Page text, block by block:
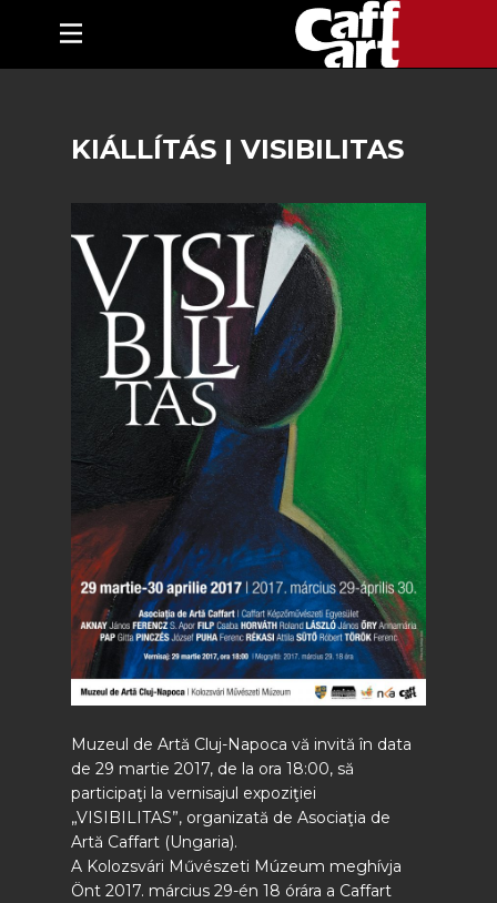
KIÁLLÍTÁS | VISIBILITAS
Muzeul de Artă Cluj-Napoca vă invită în data
de 29 martie 2017, de la ora 18:00, să
participaţi la vernisajul expoziţiei
„VISIBILITAS”, organizată de Asociaţia de
Artă Caffart (Ungaria).
A Kolozsvári Művészeti Múzeum meghívja
Önt 2017. március 29-én 18 órára a Caffart